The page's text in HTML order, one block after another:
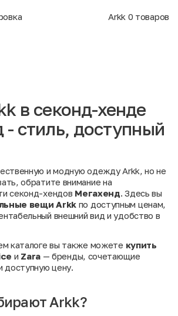
Arkk 0 товаров
в секонд-хенде
- стиль, доступный
и модную одежду Arkk, но не
обратите внимание на
секонд-хендов Мегахенд. Здесь вы
вещи Arkk по доступным ценам,
внешний вид и удобство в
каталоге вы также можете купить
и Zara— бренды, сочетающие
доступную цену.
Arkk?